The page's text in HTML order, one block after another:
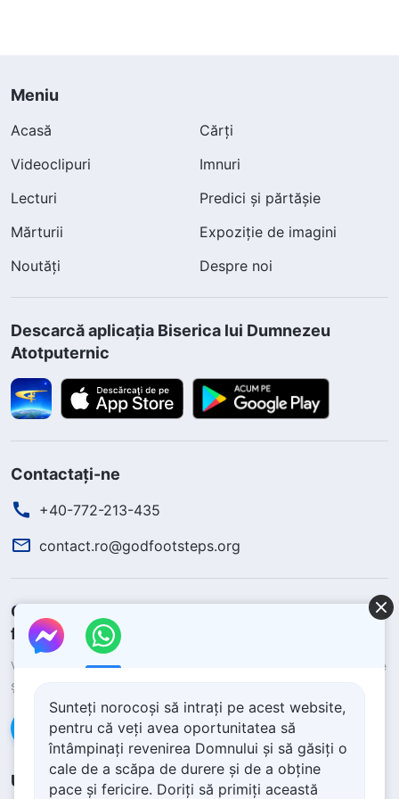
Meniu
Acasă
Cărți
Videoclipuri
Imnuri
Lecturi
Predici și părtășie
Mărturii
Expoziție de imagini
Noutăți
Despre noi
Descarcă aplicația Biserica lui Dumnezeu
Atotputernic
Contactați-ne
+40-772-213-435
contact.ro@godfootsteps.org
Cum să scapi de durere și să obții pacea și
fericirea?
Vrei să primești ajutor de la Dumnezeu pentru a scăpa de durere
și a obține pacea și fericirea?
Contactează-ne pe Messenger
Urmăriți-ne
Sunteți norocoși să intrați pe acest website,
pentru că veți avea oportunitatea să
întâmpinați revenirea Domnului și să găsiți o
cale de a scăpa de durere și de a obține
pace și fericire. Doriți să primiți această